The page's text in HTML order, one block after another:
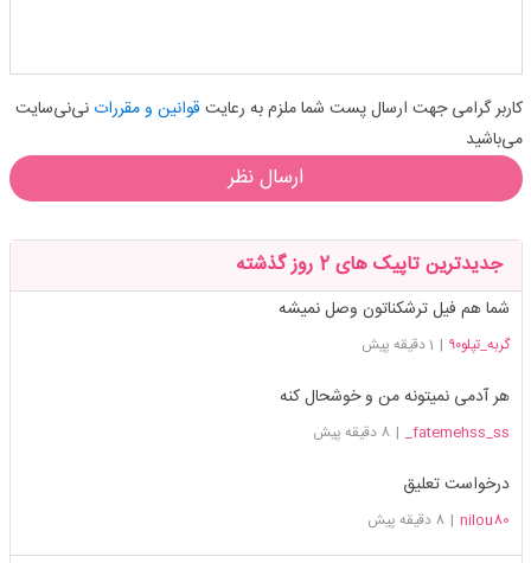
کاربر گرامی جهت ارسال پست شما ملزم به رعایت قوانین و مقرراتنی‌نی‌سایت
می‌باشید
ارسال نظر
جدیدترین تاپیک های 2 روز گذشته
شما هم فیل ترشکناتون وصل نمیشه
گربه_تپلو۹۰ | 1 دقیقه پیش
هر آدمی نمیتونه من و خوشحال کنه
fatemehss_ss_
| 8 دقیقه پیش
درخواست تعلیق
nilou80
| 8 دقیقه پیش